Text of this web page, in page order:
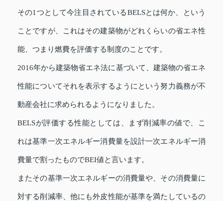
その1つとして今注目されているBELSとは何か、という
ことですが、これはその建築物がどれくらいの省エネ性
能、つまり燃費を評価する制度のことです。
2016年から建築物省エネ法に基づいて、建築物の省エネ
性能についてそれを表示するようにという努力義務が不
動産会社に求められるようになりました。
BELSが評価する性能としては、まず削減率の値で、こ
れは基準一次エネルギー消費量を設計一次エネルギー消
費量で割ったものでBEI値と言います。
またその基準一次エネルギーの消費量や、その消費量に
対する削減率、他にも外皮性能が基準を満たしているの